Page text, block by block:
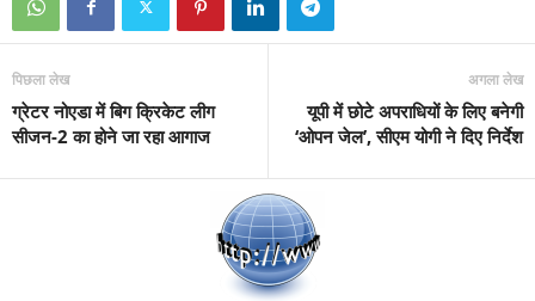
पिछला लेख
ग्रेटर नोएडा में बिग क्रिकेट लीग
सीजन-2 का होने जा रहा आगाज
अगला लेख
यूपी में छोटे अपराधियों के लिए बनेगी
‘ओपन जेल’, सीएम योगी ने दिए निर्देश